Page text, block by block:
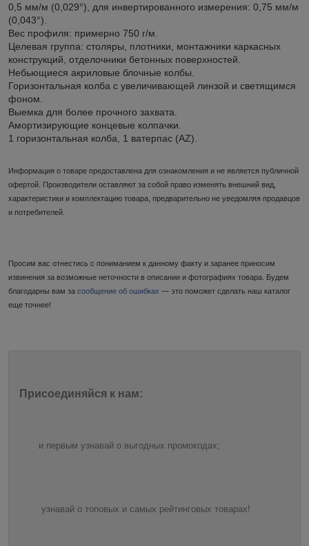
0,5 мм/м (0,029°), для инвертированного измерения: 0,75 мм/м
(0,043°).
Вес профиля: примерно 750 г/м.
Целевая группа: столяры, плотники, монтажники каркасных
конструкций, отделочники бетонных поверхностей.
Небьющиеся акриловые блочные колбы.
Горизонтальная колба с увеличивающей линзой и светящимся
фоном.
Выемка для более прочного захвата.
Амортизирующие концевые колпачки.
1 горизонтальная колба, 1 ватерпас (AZ).
Информация о товаре предоставлена для ознакомления и не является публичной
офертой. Производители оставляют за собой право изменять внешний вид,
характеристики и комплектацию товара, предварительно не уведомляя продавцов
и потребителей.
Просим вас отнестись с пониманием к данному факту и заранее приносим
извинения за возможные неточности в описании и фотографиях товара. Будем
благодарны вам за сообщение об ошибках — это поможет сделать наш каталог
еще точнее!
Присоединяйся к нам:
и первым узнавай о выгодных промокодах;
узнавай о топовых и самых рейтинговых товарах!